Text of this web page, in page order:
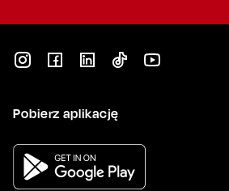
Pobierz aplikację